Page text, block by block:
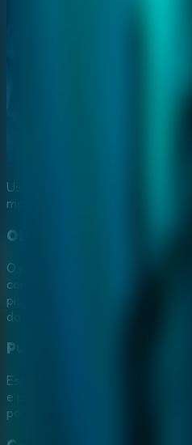
Use observacao e logica para
mansao.
Objetos ocultos e itens
O progresso depende de
como eles se conectam. Uma
pista de uma sala pode
da mansao.
Puzzles logicos e pistas
Espere enigmas, mecanismos
e pistas no ambiente. Observe
pode estar em um detalhe visto